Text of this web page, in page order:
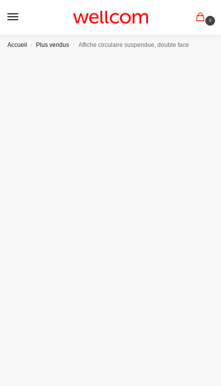
0
Accueil / Plus vendus / Affiche circulaire suspendue, double face